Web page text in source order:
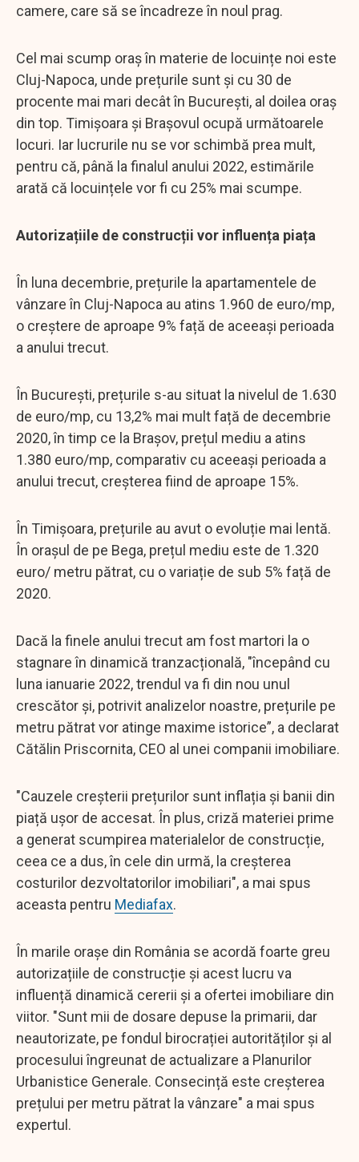
camere, care să se încadreze în noul prag.
Cel mai scump oraș în materie de locuințe noi este
Cluj-Napoca, unde prețurile sunt și cu 30 de
procente mai mari decât în București, al doilea oraș
din top. Timișoara și Brașovul ocupă următoarele
locuri. Iar lucrurile nu se vor schimbă prea mult,
pentru că, până la finalul anului 2022, estimările
arată că locuințele vor fi cu 25% mai scumpe.
Autorizațiile de construcții vor influența piața
În luna decembrie, prețurile la apartamentele de
vânzare în Cluj-Napoca au atins 1.960 de euro/mp,
o creștere de aproape 9% față de aceeași perioada
a anului trecut.
În București, prețurile s-au situat la nivelul de 1.630
de euro/mp, cu 13,2% mai mult față de decembrie
2020, în timp ce la Brașov, prețul mediu a atins
1.380 euro/mp, comparativ cu aceeași perioada a
anului trecut, creșterea fiind de aproape 15%.
În Timișoara, prețurile au avut o evoluție mai lentă.
În orașul de pe Bega, prețul mediu este de 1.320
euro/ metru pătrat, cu o variație de sub 5% față de
2020.
Dacă la finele anului trecut am fost martori la o
stagnare în dinamică tranzacțională, "începând cu
luna ianuarie 2022, trendul va fi din nou unul
crescător și, potrivit analizelor noastre, prețurile pe
metru pătrat vor atinge maxime istorice”, a declarat
Cătălin Priscornita, CEO al unei companii imobiliare.
"Cauzele creșterii prețurilor sunt inflația și banii din
piață ușor de accesat. În plus, criză materiei prime
a generat scumpirea materialelor de construcție,
ceea ce a dus, în cele din urmă, la creșterea
costurilor dezvoltatorilor imobiliari", a mai spus
aceasta pentru Mediafax.
În marile orașe din România se acordă foarte greu
autorizațiile de construcție și acest lucru va
influență dinamică cererii și a ofertei imobiliare din
viitor. "Sunt mii de dosare depuse la primarii, dar
neautorizate, pe fondul birocrației autorităților și al
procesului îngreunat de actualizare a Planurilor
Urbanistice Generale. Consecință este creșterea
prețului per metru pătrat la vânzare" a mai spus
expertul.